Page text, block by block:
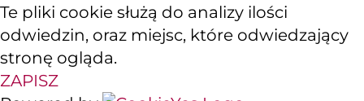
Te pliki cookie służą do analizy ilości
odwiedzin, oraz miejsc, które odwiedzający
stronę ogląda.
ZAPISZ